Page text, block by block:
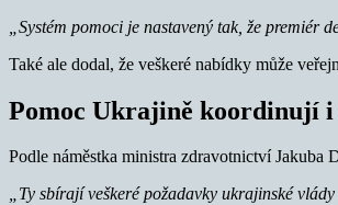
„Systém pomoci je nastavený tak, že
Také ale dodal, že veškeré nabídky může
Pomoc Ukrajině koordinují
Podle náměstka ministra zdravotnictví
„Ty sbírají veškeré požadavky ukrajinské